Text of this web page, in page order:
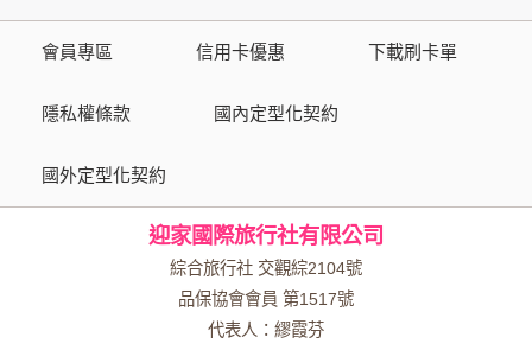
資料的蒐集與使用方式:
為了在本網站提供您最佳的互動性服務，可能會請您提供相關
本網站在您使用服務信箱、問卷調查等互動性功能時，會保留
於一般瀏覽時，伺服器會自行記錄相關行徑，包括您使用連線
設備的 IP 位址、使用時間、使用的瀏覽器、瀏覽及點選資料記
錄等，做為我們增進網站服務的參考依據，此記錄為內部應
用，決不對外公布。
會員專區 信用卡優惠 下載刷卡單
隱私權條款 國內定型化契約
國外定型化契約
迎家國際旅行社有限公司
綜合旅行社 交觀綜2104號
品保協會會員 第1517號
代表人：繆霞芬